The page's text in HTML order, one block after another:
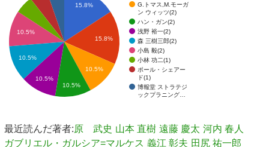
G.トマス,M.モーガ
ン ウィッツ(2)
ハン・ガン(2)
浅野 裕一(2)
森 三樹三郎(2)
小島 毅(2)
小林 功二(1)
ポール・シェアー
ド(1)
博報堂 ストラテジ
ックプラニング…
15.8%
15.8%
10.5%
10.5%
10.5%
10.5%
10.5%
最近読んだ著者:原 武史 山本 直樹 遠藤 慶太 河内 春人
ガブリエル・ガルシア=マルケス 義江 彰夫 田尻 祐一郎